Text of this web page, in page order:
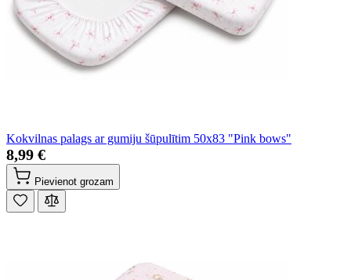
Kokvilnas palags ar gumiju šūpulītim 50x83 "Pink bows"
8,99 €
Pievienot grozam